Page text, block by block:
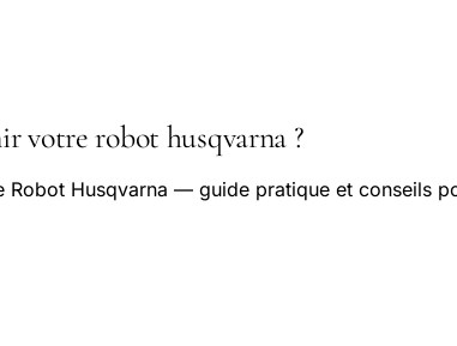
votre robot husqvarna ?
Robot Husqvarna — guide pratique et conseils